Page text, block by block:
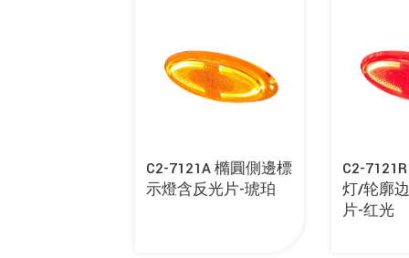
C2-7121A 橢圓側邊標
示燈含反光片-琥珀
C2-
灯/轮廓
片-红光